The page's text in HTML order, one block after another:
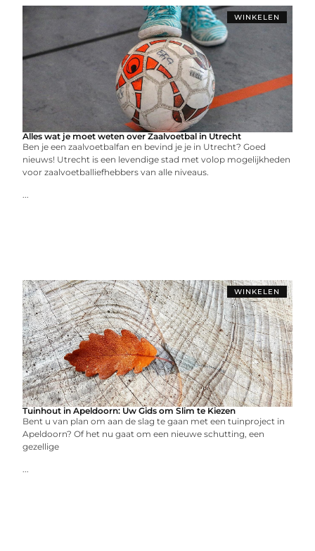
WINKELEN
Alles wat je moet weten over Zaalvoetbal in Utrecht
Ben je een zaalvoetbalfan en bevind je je in Utrecht? Goed
nieuws! Utrecht is een levendige stad met volop mogelijkheden
voor zaalvoetballiefhebbers van alle niveaus.
...
WINKELEN
Tuinhout in Apeldoorn: Uw Gids om Slim te Kiezen
Bent u van plan om aan de slag te gaan met een tuinproject in
Apeldoorn? Of het nu gaat om een nieuwe schutting, een
gezellige
...